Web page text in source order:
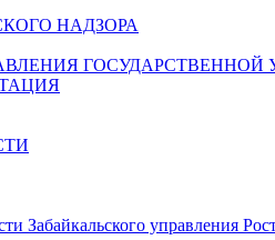
НАДЗОРА
ГОСУДАРСТВЕННОЙ
Забайкальского управления